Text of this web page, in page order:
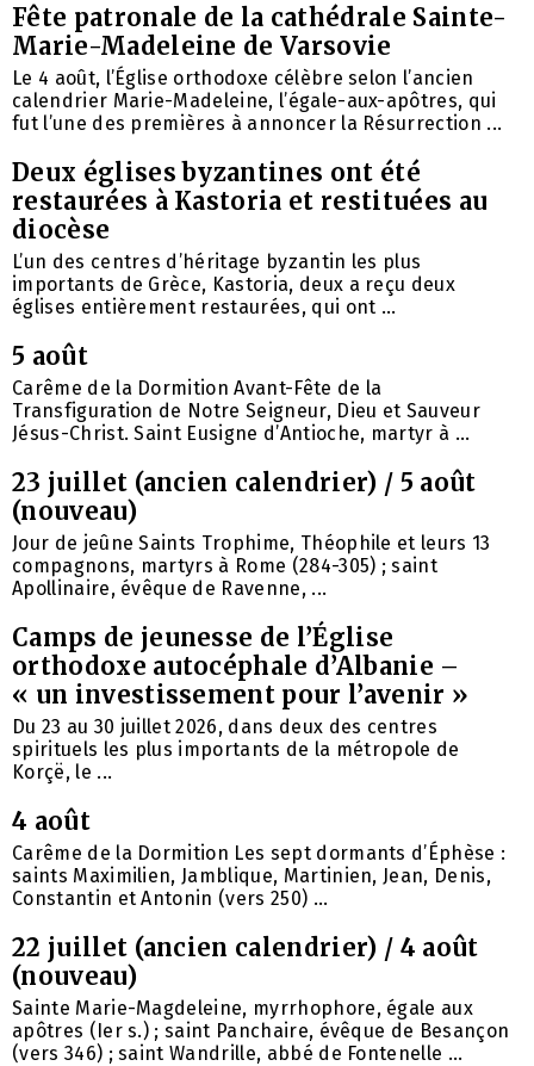
Fête patronale de la cathédrale Sainte-
Marie-Madeleine de Varsovie
Le 4 août, l’Église orthodoxe célèbre selon l’ancien
calendrier Marie-Madeleine, l’égale-aux-apôtres, qui
fut l’une des premières à annoncer la Résurrection ...
Deux églises byzantines ont été
restaurées à Kastoria et restituées au
diocèse
L’un des centres d’héritage byzantin les plus
importants de Grèce, Kastoria, deux a reçu deux
églises entièrement restaurées, qui ont ...
5 août
Carême de la Dormition Avant-Fête de la
Transfiguration de Notre Seigneur, Dieu et Sauveur
Jésus-Christ. Saint Eusigne d’Antioche, martyr à ...
23 juillet (ancien calendrier) / 5 août
(nouveau)
Jour de jeûne Saints Trophime, Théophile et leurs 13
compagnons, martyrs à Rome (284-305) ; saint
Apollinaire, évêque de Ravenne, ...
Camps de jeunesse de l’Église
orthodoxe autocéphale d’Albanie –
« un investissement pour l’avenir »
Du 23 au 30 juillet 2026, dans deux des centres
spirituels les plus importants de la métropole de
Korçë, le ...
4 août
Carême de la Dormition Les sept dormants d’Éphèse :
saints Maximilien, Jamblique, Martinien, Jean, Denis,
Constantin et Antonin (vers 250) ...
22 juillet (ancien calendrier) / 4 août
(nouveau)
Sainte Marie-Magdeleine, myrrhophore, égale aux
apôtres (Ier s.) ; saint Panchaire, évêque de Besançon
(vers 346) ; saint Wandrille, abbé de Fontenelle ...